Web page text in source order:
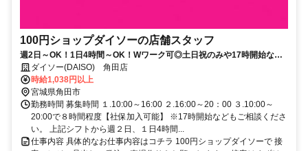
100円ショップダイソーの店舗スタッフ
週2日～OK！1日4時間～OK！Wワーク可◎土日祝のみや17時開始など
シフト相談OK♪
ダイソー(DAISO) 角田店
時給1,038円以上
宮城県角田市
勤務時間 募集時間 １.10:00～16:00 ２.16:00～20：00 ３.10:00～
20:00で８時間程度【社保加入可能】 ※17時開始などもご相談くださ
い。 上記シフトから週２日、１日4時間...
仕事内容 具体的なお仕事内容はコチラ 100円ショップダイソーで 接